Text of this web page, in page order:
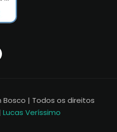
| Todos os direitos
Lucas Veríssimo